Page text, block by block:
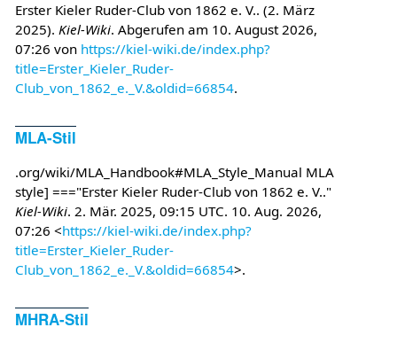
Erster Kieler Ruder-Club von 1862 e. V.. (2. März
2025). Kiel-Wiki. Abgerufen am 10. August 2026,
07:26 von https://kiel-wiki.de/index.php?
title=Erster_Kieler_Ruder-
Club_von_1862_e._V.&oldid=66854.
MLA-Stil
.org/wiki/MLA_Handbook#MLA_Style_Manual MLA
style] ==="Erster Kieler Ruder-Club von 1862 e. V.."
Kiel-Wiki. 2. Mär. 2025, 09:15 UTC. 10. Aug. 2026,
07:26 <https://kiel-wiki.de/index.php?
title=Erster_Kieler_Ruder-
Club_von_1862_e._V.&oldid=66854>.
MHRA-Stil